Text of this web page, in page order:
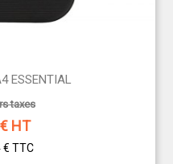
ESSENTIAL
taxes
€ HT
€ TTC